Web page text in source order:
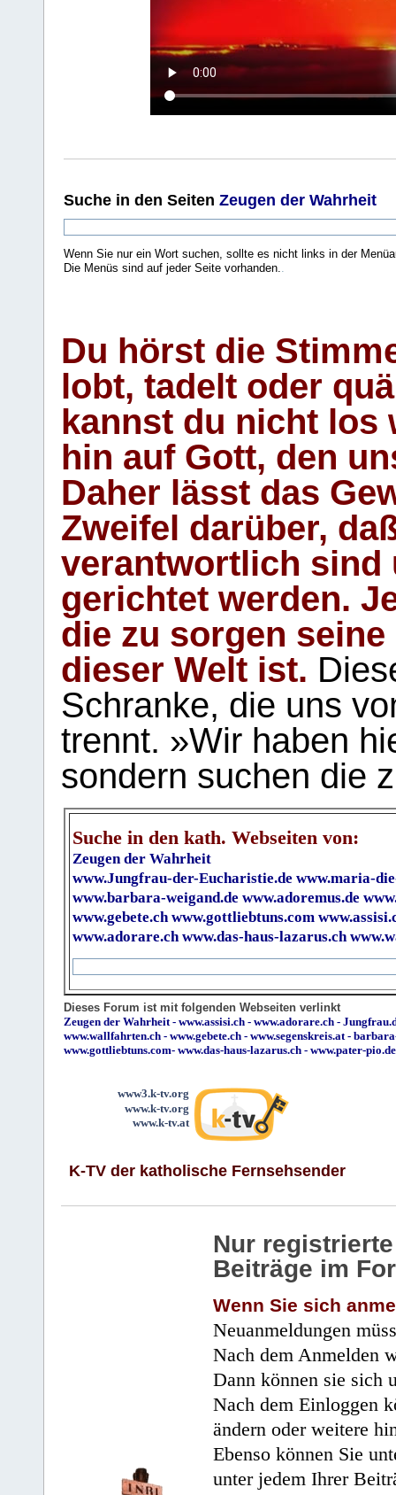
Suche in den Seiten Zeugen der Wahrheit
Wenn Sie nur ein Wort suchen, sollte es nicht links in der
Die Menüs sind auf jeder Seite vorhanden.
Du hörst die
lobt, tadelt oder
kannst du nicht los
hin auf Gott, den
Daher lässt das
Zweifel darüber,
verantwortlich sind
gerichtet werden.
die zu sorgen
dieser Welt ist.
Schranke, die uns
trennt. »Wir haben
sondern suchen die
Suche in den kath. Webseiten von:
Zeugen der Wahrheit
www.Jungfrau-der-Eucharistie.de www.maria-
www.barbara-weigand.de www.adoremus.de
www.gebete.ch www.gottliebtuns.com
www.adorare.ch www.das-haus-lazarus.ch
Dieses Forum ist mit folgenden Webseiten verlinkt
Zeugen der Wahrheit - www.assisi.ch - www.adorare.ch -
www.wallfahrten.ch - www.gebete.ch - www.segenskreis.at -
www.gottliebtuns.com- www.das-haus-lazarus.ch - www.pater-pio.de
www3.k-tv.org
www.k-tv.org
www.k-tv.at
K-TV der katholische Fernsehsender
Nur
Beiträge im
Wenn Sie sich
Neuanmeldungen
Nach dem Anmelden
Dann können sie sich
Nach dem Einloggen
ändern oder weitere
Ebenso können Sie
unter jedem Ihrer